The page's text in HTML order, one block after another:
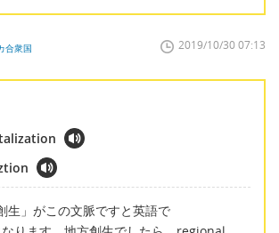
合衆国 2019/10/30 07:13
生」がこの文脈ですと英語で